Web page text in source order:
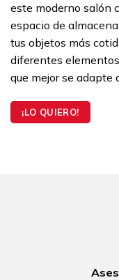
este moderno salón
espacio de
tus objetos más
diferentes
que mejor se adapte
¡LO QUIERO!